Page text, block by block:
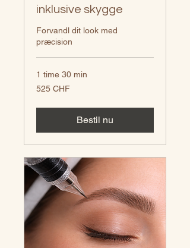
inklusive skygge
Forvandl dit look med
præcision
1 time 30 min
525
schweizerfranc
525 CHF
Bestil nu